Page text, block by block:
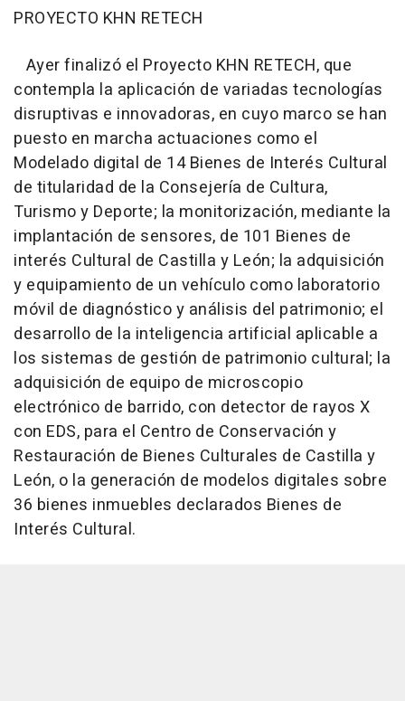
PROYECTO KHN RETECH
Ayer finalizó el Proyecto KHN RETECH, que
contempla la aplicación de variadas tecnologías
disruptivas e innovadoras, en cuyo marco se han
puesto en marcha actuaciones como el
Modelado digital de 14 Bienes de Interés Cultural
de titularidad de la Consejería de Cultura,
Turismo y Deporte; la monitorización, mediante la
implantación de sensores, de 101 Bienes de
interés Cultural de Castilla y León; la adquisición
y equipamiento de un vehículo como laboratorio
móvil de diagnóstico y análisis del patrimonio; el
desarrollo de la inteligencia artificial aplicable a
los sistemas de gestión de patrimonio cultural; la
adquisición de equipo de microscopio
electrónico de barrido, con detector de rayos X
con EDS, para el Centro de Conservación y
Restauración de Bienes Culturales de Castilla y
León, o la generación de modelos digitales sobre
36 bienes inmuebles declarados Bienes de
Interés Cultural.